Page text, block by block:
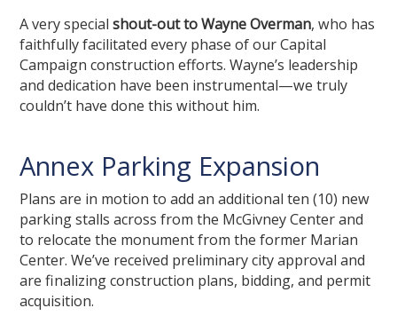
A very specialshout-out to Wayne Overman, who has
faithfully facilitated every phase of our Capital
Campaign construction efforts. Wayne’s leadership
and dedication have been instrumental—we truly
couldn’t have done this without him.
Annex Parking Expansion
Plans are in motion to add an additional ten (10) new
parking stalls across from the McGivney Center and
to relocate the monument from the former Marian
Center. We’ve received preliminary city approval and
are finalizing construction plans, bidding, and permit
acquisition.